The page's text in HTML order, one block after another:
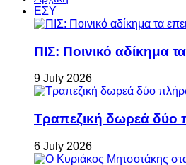
ΕΣΥ
ΠΙΣ: Ποινικό αδίκημα
9 July 2026
Τραπεζική δωρεά δύο
6 July 2026